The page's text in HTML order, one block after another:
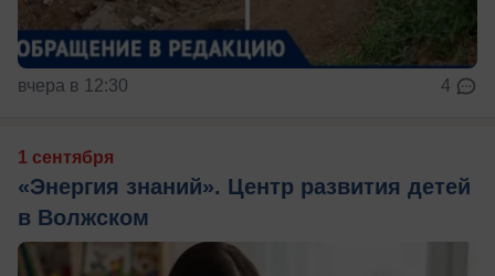
вчера в 12:30 4
1 сентября
«Энергия знаний». Центр развития детей
в Волжском